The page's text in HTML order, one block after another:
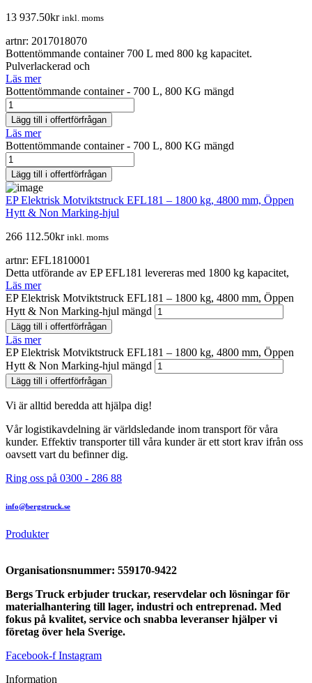
13 937.50kr inkl. moms
artnr: 2017018070
Bottentömmande container 700 L med 800 kg kapacitet.
Pulverlackerad och
Läs mer
Bottentömmande container - 700 L, 800 KG mängd
Lägg till i offertförfrågan
Läs mer
Bottentömmande container - 700 L, 800 KG mängd
Lägg till i offertförfrågan
EP Elektrisk Motviktstruck EFL181 – 1800 kg, 4800 mm, Öppen
Hytt & Non Marking-hjul
266 112.50kr inkl. moms
artnr: EFL1810001
Detta utförande av EP EFL181 levereras med 1800 kg kapacitet,
Läs mer
EP Elektrisk Motviktstruck EFL181 – 1800 kg, 4800 mm, Öppen
Hytt & Non Marking-hjul mängd
Lägg till i offertförfrågan
Läs mer
EP Elektrisk Motviktstruck EFL181 – 1800 kg, 4800 mm, Öppen
Hytt & Non Marking-hjul mängd
Lägg till i offertförfrågan
Vi är alltid beredda att hjälpa dig!
Vår logistikavdelning är världsledande inom transport för våra
kunder. Effektiv transporter till våra kunder är ett stort krav ifrån oss
oavsett vart du befinner dig.
Ring oss på 0300 - 286 88
info@bergstruck.se
Produkter
Organisationsnummer: 559170-9422
Bergs Truck erbjuder truckar, reservdelar och lösningar för
materialhantering till lager, industri och entreprenad. Med
fokus på kvalitet, service och snabba leveranser hjälper vi
företag över hela Sverige.
Facebook-f Instagram
Information